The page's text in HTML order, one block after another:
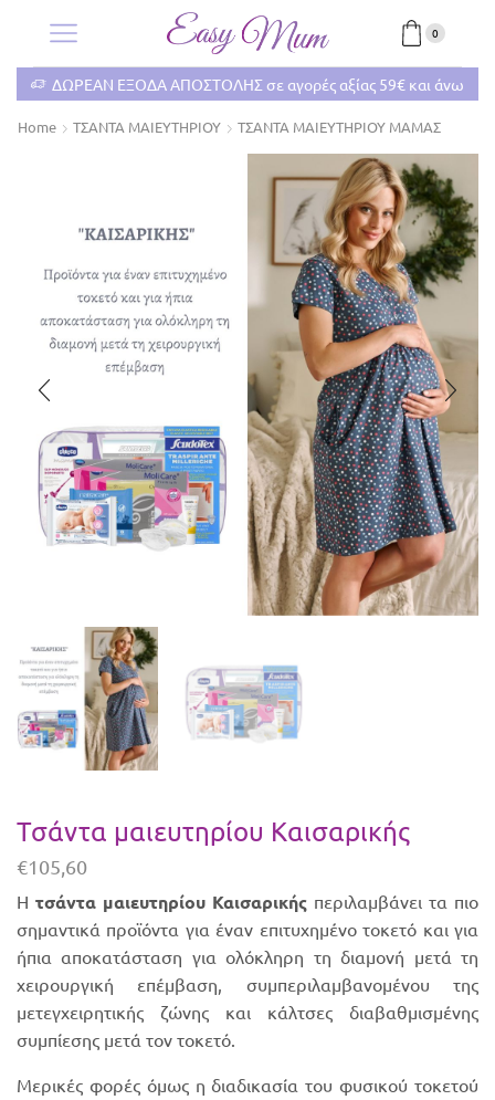
0
ΑΠΟΣΤΟΛΗΣ σε αγορές αξίας 59€ και άνω ΔΩΡΕΑΝ ΕΞΟΔΑ
Home ΤΣΑΝΤΑ ΜΑΙΕΥΤΗΡΙΟΥ ΤΣΑΝΤΑ ΜΑΙΕΥΤΗΡΙΟΥ ΜΑΜΑΣ
Τσάντα μαιευτηρίου Καισαρικής
€105,60
Η τσάντα μαιευτηρίου Καισαρικής περιλαμβάνει τα πιο
σημαντικά προϊόντα για έναν επιτυχημένο τοκετό και για
ήπια αποκατάσταση για ολόκληρη τη διαμονή μετά τη
χειρουργική επέμβαση, συμπεριλαμβανομένου της
μετεγχειρητικής ζώνης και κάλτσες διαβαθμισμένης
συμπίεσης μετά τον τοκετό.
Μερικές φορές όμως η διαδικασία του φυσικού τοκετού